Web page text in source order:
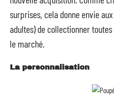
surprises, cela donne envie
adultes) de collectionner
le marché.
La personnalisation